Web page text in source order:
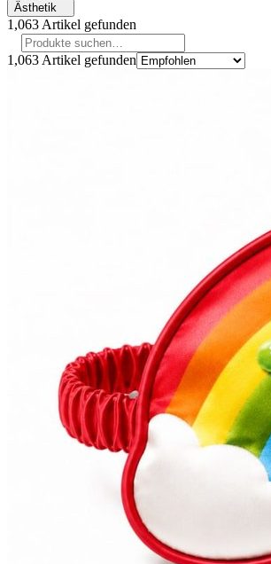
Ästhetik
1,063 Artikel gefunden
1,063 Artikel gefunden